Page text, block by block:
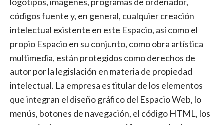
códigos fuente y, en general, cualquier creación
intelectual existente en este Espacio, así como el
propio Espacio en su conjunto, como obra artística
multimedia, están protegidos como derechos de
autor por la legislación en materia de propiedad
intelectual. La empresa es titular de los elementos
que integran el diseño gráfico del Espacio Web, lo
menús, botones de navegación, el código HTML, los